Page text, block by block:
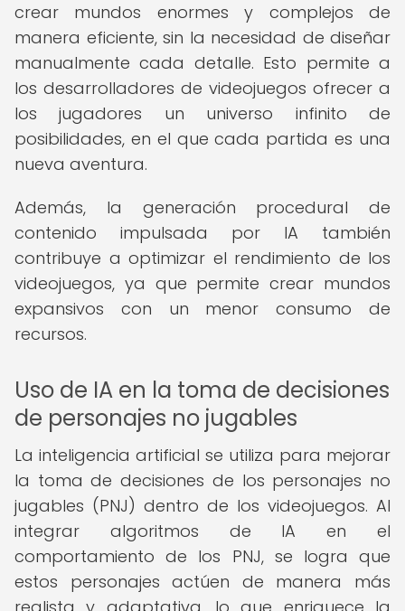
crear mundos enormes y complejos de
manera eficiente, sin la necesidad de diseñar
manualmente cada detalle. Esto permite a
los desarrolladores de videojuegos ofrecer a
los jugadores un universo infinito de
posibilidades, en el que cada partida es una
nueva aventura.
Además, la generación procedural de
contenido impulsada por IA también
contribuye a optimizar el rendimiento de los
videojuegos, ya que permite crear mundos
expansivos con un menor consumo de
recursos.
Uso de IA en la toma de decisiones
de personajes no jugables
La inteligencia artificial se utiliza para mejorar
la toma de decisiones de los personajes no
jugables (PNJ) dentro de los videojuegos. Al
integrar algoritmos de IA en el
comportamiento de los PNJ, se logra que
estos personajes actúen de manera más